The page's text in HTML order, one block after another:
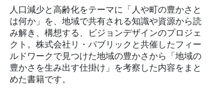
人口減少と高齢化をテーマに「人や町の豊かさと
は何か」を、地域で共有される知識や資源から読
み解き、構想する、ビジョンデザインのプロジェ
クト。株式会社リ・パブリックと共催したフィー
ルドワークで見つけた地域の豊かさから「地域の
豊かさを生み出す仕掛け」を考察した内容をまと
めた書籍です。